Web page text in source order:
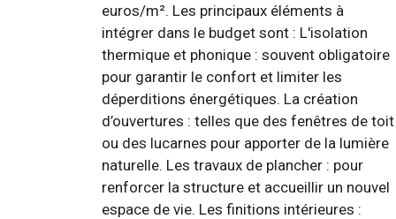
euros/m². Les principaux éléments à
intégrer dans le budget sont : L'isolation
thermique et phonique : souvent obligatoire
pour garantir le confort et limiter les
déperditions énergétiques. La création
d’ouvertures : telles que des fenêtres de toit
ou des lucarnes pour apporter de la lumière
naturelle. Les travaux de plancher : pour
renforcer la structure et accueillir un nouvel
espace de vie. Les finitions intérieures :